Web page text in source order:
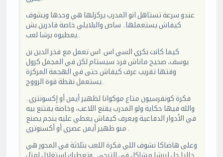
عندو سرعة تستاهل انو المدرب يركزلها هي وحدها ويشوف
كيفاش يستعملها.. ساص والبلايلي خاصة قادرين بش
كيما كانت بكري السي اس. اس تعمل مع فخر الدين بن
يوسف، صحيح ماناش فرد سيستام لكن في المجمل كرول
وقتها تقريب عرف كيفاش حتى في الهجمة المركزة
فكرة كونفرسيون متاع موكوانا لظهير أيمن أو إكسونتري..
والله فيها حكاية ولو المدرب يقنع اللاعب، وخاصة يقتنع بيه
في الأدوار الدفاعية ويعرف كيفاش يغطي عليه ينجم يصنع
وعلى هاضاكا نشوف اللي فكرة اللعب بثلاثة في المحور هي
حاليا حل لبرشا مشاكل في الترجي.. وتعطيك استغلال امثل